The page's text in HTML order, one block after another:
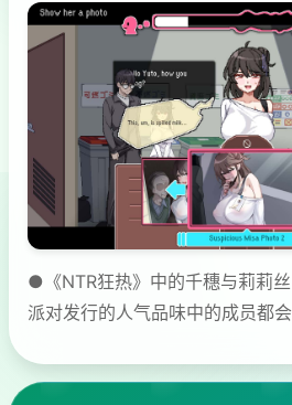
●《NTR狂热》中的千穗与莉莉
派对发行的人气品味中的成员都